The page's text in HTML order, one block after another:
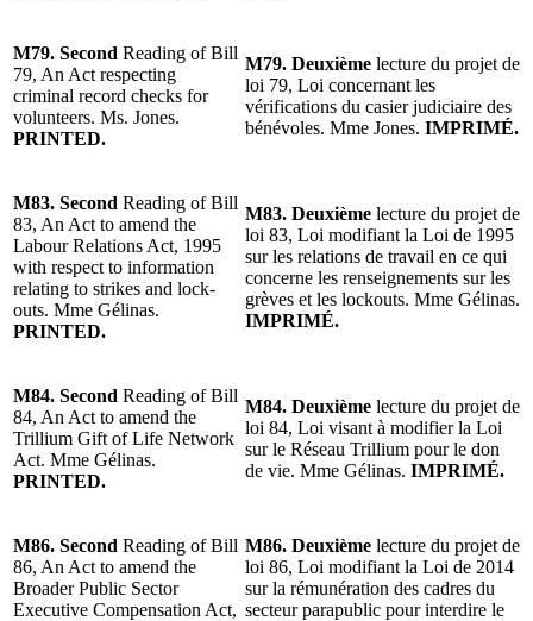
M79. Second Reading of Bill
79, An Act respecting
criminal record checks for
volunteers. Ms. Jones.
PRINTED.
M79. Deuxième lecture du projet de
loi 79, Loi concernant les
vérifications du casier judiciaire des
bénévoles. Mme Jones. IMPRIMÉ.
M83. Second Reading of Bill
83, An Act to amend the
Labour Relations Act, 1995
with respect to information
relating to strikes and lock-
outs. Mme Gélinas.
PRINTED.
M83. Deuxième lecture du projet de
loi 83, Loi modifiant la Loi de 1995
sur les relations de travail en ce qui
concerne les renseignements sur les
grèves et les lockouts. Mme Gélinas.
IMPRIMÉ.
M84. Second Reading of Bill
84, An Act to amend the
Trillium Gift of Life Network
Act. Mme Gélinas.
PRINTED.
M84. Deuxième lecture du projet de
loi 84, Loi visant à modifier la Loi
sur le Réseau Trillium pour le don
de vie. Mme Gélinas. IMPRIMÉ.
M86. Second Reading of Bill
86, An Act to amend the
Broader Public Sector
Executive Compensation Act,
M86. Deuxième lecture du projet de
loi 86, Loi modifiant la Loi de 2014
sur la rémunération des cadres du
secteur parapublic pour interdire le